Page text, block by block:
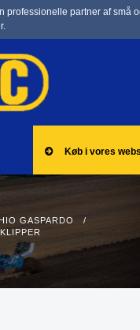
professionelle partner af små
Køb i vores
GASPARDO
/